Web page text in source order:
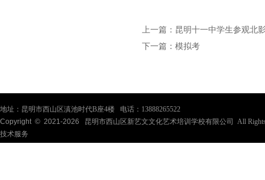
上一篇： 昆明十一中学生参观北
下一篇： 模拟考
地址：昆明市西山区滇池时代B座4楼 电话：13888265522
Copyright © 2021-2026
昆明市西山区新艺文文化艺术培训学校有限公司 All
技术服务